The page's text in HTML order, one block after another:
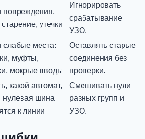
повреждения,
старение, утечки
Игнорировать
срабатывание
УЗО.
слабые места:
муфты,
мокрые вводы
Оставлять старые
соединения без
проверки.
какой автомат,
нулевая шина
к линии
Смешивать нули
разных групп и
УЗО.